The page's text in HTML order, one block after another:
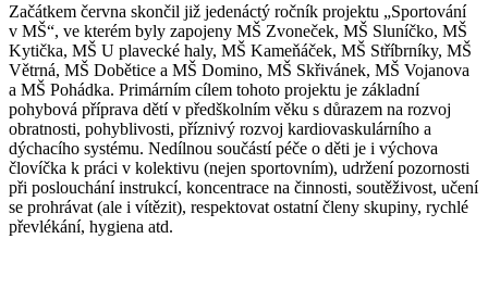
Začátkem června skončil již jedenáctý ročník projektu „Sportování
v MŠ“, ve kterém byly zapojeny MŠ Zvoneček, MŠ Sluníčko, MŠ
Kytička, MŠ U plavecké haly, MŠ Kameňáček, MŠ Stříbrníky, MŠ
Větrná, MŠ Dobětice a MŠ Domino, MŠ Skřivánek, MŠ Vojanova
a MŠ Pohádka. Primárním cílem tohoto projektu je základní
pohybová příprava dětí v předškolním věku s důrazem na rozvoj
obratnosti, pohyblivosti, příznivý rozvoj kardiovaskulárního a
dýchacího systému. Nedílnou součástí péče o děti je i výchova
človíčka k práci v kolektivu (nejen sportovním), udržení pozornosti
při poslouchání instrukcí, koncentrace na činnosti, soutěživost, učení
se prohrávat (ale i vítězit), respektovat ostatní členy skupiny, rychlé
převlékání, hygiena atd.